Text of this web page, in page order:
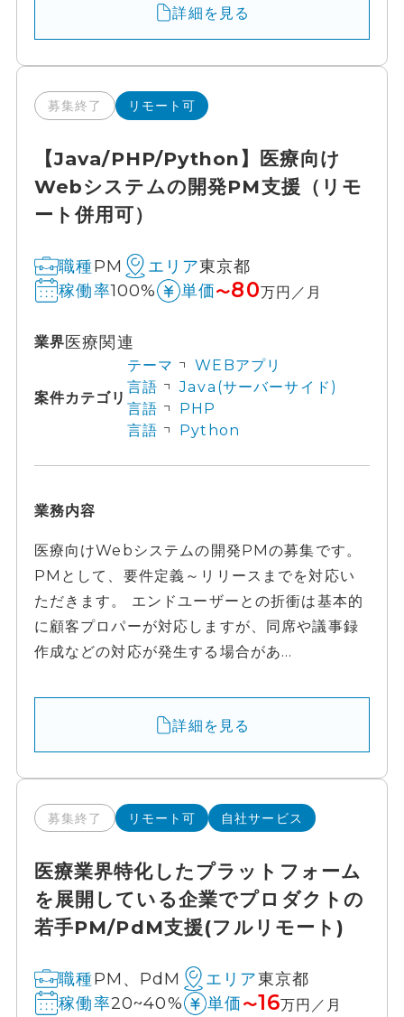
詳細を見る
募集終了 リモート可
【Java/PHP/Python】医療向け
Webシステムの開発PM支援（リモ
ート併用可）
職種PM エリア東京都
稼働率100% 単価〜80万円／月
業界医療関連
案件カテゴリ
テーマ
WEBアプリ
言語
Java(サーバーサイド)
言語
PHP
言語
Python
業務内容
医療向けWebシステムの開発PMの募集です。
PMとして、要件定義～リリースまでを対応い
ただきます。 エンドユーザーとの折衝は基本的
に顧客プロパーが対応しますが、同席や議事録
作成などの対応が発生する場合があ...
詳細を見る
募集終了 リモート可 自社サービス
医療業界特化したプラットフォーム
を展開している企業でプロダクトの
若手PM/PdM支援(フルリモート)
職種PM、PdM エリア東京都
稼働率20~40% 単価 〜16万円／月